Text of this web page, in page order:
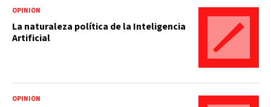
OPINIÓN
La naturaleza política de la Inteligencia
Artificial
OPINIÓN